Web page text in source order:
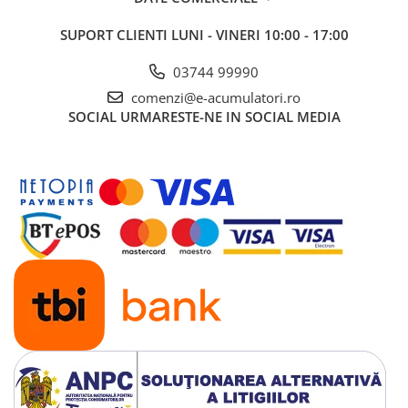
Acumulatori
Sisteme de prindere
OUTLET
Pompe de caldura
SUPORT CLIENTI LUNI - VINERI 10:00 - 17:00
03744 99990
comenzi@e-acumulatori.ro
SOCIAL URMARESTE-NE IN SOCIAL MEDIA